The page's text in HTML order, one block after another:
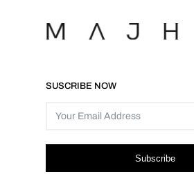
SUSCRIBE NOW
Subscribe